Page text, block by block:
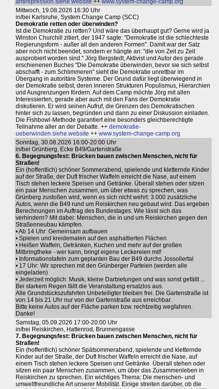
antirepression.siehe.website ++ www.system-change-camp.org
Mittwoch, 19.08.2026 16:30 Uhr
in/bei Karlsruhe, System Change Camp (SCC)
Demokratie retten oder überwinden?
Ist die Demokratie zu retten? Und wäre das überhaupt gut? Gerne wird ja
Winston Churchill zitiert, der 1947 sagte: "Demokratie ist die schlechteste
Regierungsform - außer all den anderen Formen". Damit war der Satz
aber noch nicht beendet, sondern er hängte an: "die von Zeit zu Zeit
ausprobiert worden sind." Jörg Bergstedt, Aktivist und Autor des gerade
erschienenen Buches "Die Demokratie überwinden, bevor sie sich selbst
abschafft - zum Schlimmeren" sieht die Demokratie unrettbar im
Übergang in autoritäre Systeme. Der Grund dafür liegt überwiegend in
der Demokratie selbst, deren inneren Strukturen Populismus, Hierarchien
und Ausgrenzungen fördern. Auf dem Camp möchte Jörg mit allen
Interessierten, gerade aber auch mit den Fans der Demokratie
diskutieren. Er wird seinen Aufruf, die Grenzen des Demokratischen
hinter sich zu lassen, begründen und dann zu einer Diskussion einladen.
Die Fishbowl-Methode garantiert eine besonders gleichberechtigte
Teilnahme aller an der Debatte. ++ demokratie-
ueberwinden.siehe.website ++ www.system-change-camp.org
Sonntag, 30.08.2026 16:00-20:00 Uhr
in/bei Grünberg, Ecke B49/Gartenstraße
6. Begegnungsfest: Brücken bauen zwischen Menschen, nicht für
Straßen!
Ein (hoffentlich) schöner Sommerabend, spielende und kletternde Kinder
auf der Straße, der Duft frischer Waffeln erreicht die Nase, auf einem
Tisch stehen leckere Speisen und Getränke. Überall stehen oder sitzen
ein paar Menschen zusammen, um über etwas zu sprechen, was
Grünberg zustoßen wird, wenn es sich nicht wehrt: 3.000 zusätzliche
Autos, wenn die B49 rund um Reiskirchen neu gebaut wird. Das ergeben
Berechnungen im Auftrag des Bundestages. Wie lässt sich das
verhindern? Mit dabei: Menschen, die in und um Reiskirchen gegen den
Straßenneubau kämpfen.
• Ab 14 Uhr: Gemeinsam aufbauen
• Spielen und kreidemalen auf den asphaltierten Flächen
• Heißen Waffeln, Getränken, Kuchen und mehr auf der großen
Mitbringtheke - wer kann, bringt eigene Leckereien mit!
• Informationstafeln zum geplanten Bau der B49 durchs Jossollertal
• 17 Uhr: Wir sprechen mit den Grünberger Parteien (werden alle
eingeladen)
• Jederzeit möglich: Musik, kleine Darbietungen und was sonst gefällt ...
Bei starkem Regen fällt die Veranstaltung ersatzlos aus.
Alle Grundstückszufahrten Unbeteiligter bleiben frei. Die Gartenstraße ist
von 14 bis 21 Uhr nur von der Gartenstraße aus erreichbar.
Bitte keine Autos auf der Fläche parken bzw. rechtzeitig wegfahren.
Danke!
Samstag, 05.09.2026 17:00-20:00 Uhr
in/bei Reiskirchen, Hattenrod, Brunnengasse
7. Begegnungsfest: Brücken bauen zwischen Menschen, nicht für
Straßen!
Ein (hoffentlich) schöner Spätsommerabend, spielende und kletternde
Kinder auf der Straße, der Duft frischer Waffeln erreicht die Nase, auf
einem Tisch stehen leckere Speisen und Getränke. Überall stehen oder
sitzen ein paar Menschen zusammen, um über das Zusammenleben in
Reiskirchen zu sprechen. Ein wichtiges Thema: Die menschen- und
umweltfreundliche Art unserer Mobilität. Einige streiten darüber, ob die